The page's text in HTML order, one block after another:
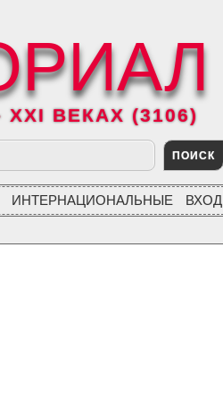
ВЕКАХ (3106)
ИНТЕРНАЦИОНАЛЬНЫЕ ВХОД